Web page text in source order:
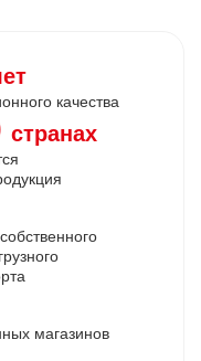
качества
странах
магазинов